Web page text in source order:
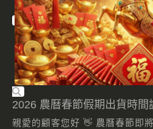
2026 農曆春節假期出貨時間
親愛的顧客您好 👋 農曆春節即